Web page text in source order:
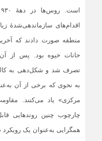
اقدام‌های سازماندهی‌شدۀ
منطقه صورت دادند که
خانات خیوه بود. پس از
تصرف شد و شکل‌دهی به
به نحوی که برخی از آن
مرکزی» یاد می‌کنند.
چارچوب چنین روندهایی
همگرایی به‌عنوان یک